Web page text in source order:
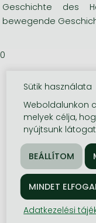
Geschichte des
bewegende
0
Sütik használata
Weboldalunkon
melyek célja,
nyújtsunk
Adatkezelési